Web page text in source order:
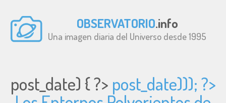
OBSERVATORIO.info
Una imagen diaria del Universo desde 1995
post_date) { ?> post_date))); ?>